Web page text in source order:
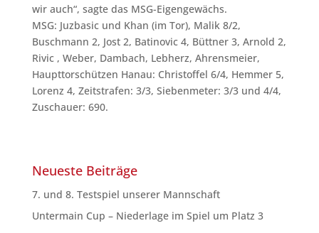
wir auch“, sagte das MSG-Eigengewächs.
MSG: Juzbasic und Khan (im Tor), Malik 8/2,
Buschmann 2, Jost 2, Batinovic 4, Büttner 3, Arnold 2,
Rivic , Weber, Dambach, Lebherz, Ahrensmeier,
Haupttorschützen Hanau: Christoffel 6/4, Hemmer 5,
Lorenz 4, Zeitstrafen: 3/3, Siebenmeter: 3/3 und 4/4,
Zuschauer: 690.
Neueste Beiträge
7. und 8. Testspiel unserer Mannschaft
Untermain Cup – Niederlage im Spiel um Platz 3